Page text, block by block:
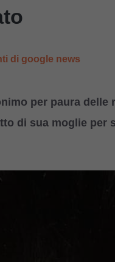
di google news
per paura
di sua moglie